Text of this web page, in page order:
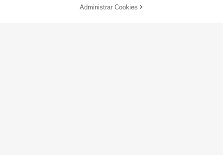
AÑADIR A LA BOLSA
Administrar Cookies